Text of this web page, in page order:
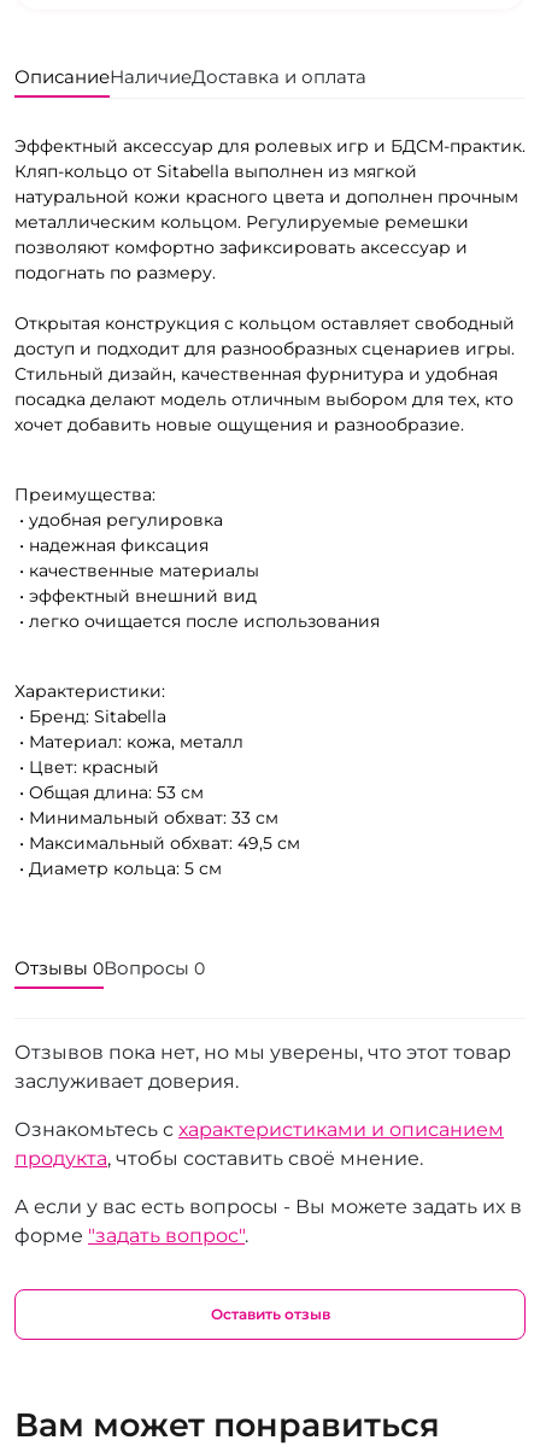
ОписаниеНаличиеДоставка и оплата
Эффектный аксессуар для ролевых игр и БДСМ-практик.
Кляп-кольцо от Sitabella выполнен из мягкой
натуральной кожи красного цвета и дополнен прочным
металлическим кольцом. Регулируемые ремешки
позволяют комфортно зафиксировать аксессуар и
подогнать по размеру.
Открытая конструкция с кольцом оставляет свободный
доступ и подходит для разнообразных сценариев игры.
Стильный дизайн, качественная фурнитура и удобная
посадка делают модель отличным выбором для тех, кто
хочет добавить новые ощущения и разнообразие.
Преимущества:
• удобная регулировка
• надежная фиксация
• качественные материалы
• эффектный внешний вид
• легко очищается после использования
Характеристики:
• Бренд: Sitabella
• Материал: кожа, металл
• Цвет: красный
• Общая длина: 53 см
• Минимальный обхват: 33 см
• Максимальный обхват: 49,5 см
• Диаметр кольца: 5 см
Отзывы 0Вопросы 0
Отзывов пока нет, но мы уверены, что этот товар
заслуживает доверия.
Ознакомьтесь с характеристиками и описанием
продукта, чтобы составить своё мнение.
А если у вас есть вопросы - Вы можете задать их в
форме "задать вопрос".
Оставить отзыв
Вам может понравиться